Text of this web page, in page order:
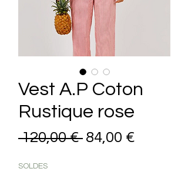
Vest A.P Coton
Rustique rose
120,00 € Prix original
84,00 €
SOLDES